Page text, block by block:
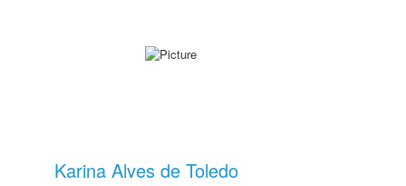
Karina Alves de Toledo